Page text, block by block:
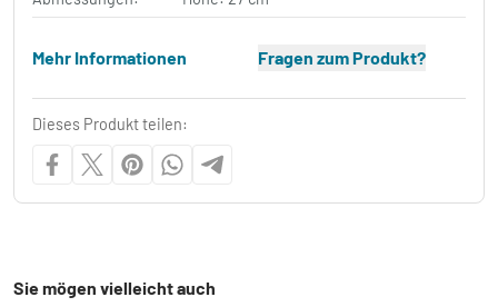
Mehr Informationen Fragen zum Produkt?
Dieses Produkt teilen:
Sie mögen vielleicht auch